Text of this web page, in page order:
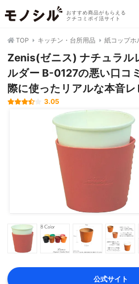
おすすめ商品がもらえる
クチコミポイ活サイト
TOP キッチン・台所用品 紙コップホ
Zenis(ゼニス) ナチュラル
ルダー B-0127の悪い口コ
際に使ったリアルな本音
3.05
公式サイト